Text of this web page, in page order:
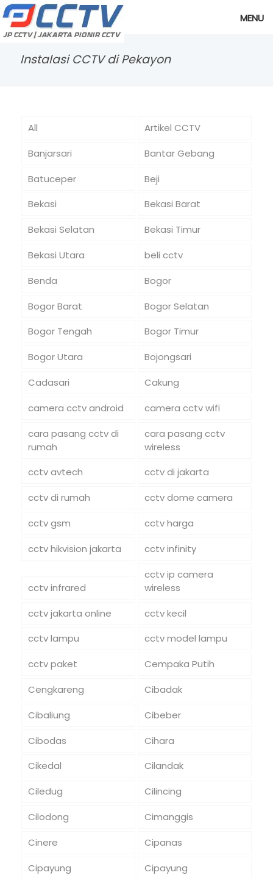
MENU
Instalasi CCTV di Pekayon
All
Artikel CCTV
Banjarsari
Bantar Gebang
Batuceper
Beji
Bekasi
Bekasi Barat
Bekasi Selatan
Bekasi Timur
Bekasi Utara
beli cctv
Benda
Bogor
Bogor Barat
Bogor Selatan
Bogor Tengah
Bogor Timur
Bogor Utara
Bojongsari
Cadasari
Cakung
camera cctv android
camera cctv wifi
cara pasang cctv di
rumah
cara pasang cctv
wireless
cctv avtech
cctv di jakarta
cctv di rumah
cctv dome camera
cctv gsm
cctv harga
cctv hikvision jakarta
cctv infinity
cctv infrared
cctv ip camera
wireless
cctv jakarta online
cctv kecil
cctv lampu
cctv model lampu
cctv paket
Cempaka Putih
Cengkareng
Cibadak
Cibaliung
Cibeber
Cibodas
Cihara
Cikedal
Cilandak
Ciledug
Cilincing
Cilodong
Cimanggis
Cinere
Cipanas
Cipayung
Cipayung